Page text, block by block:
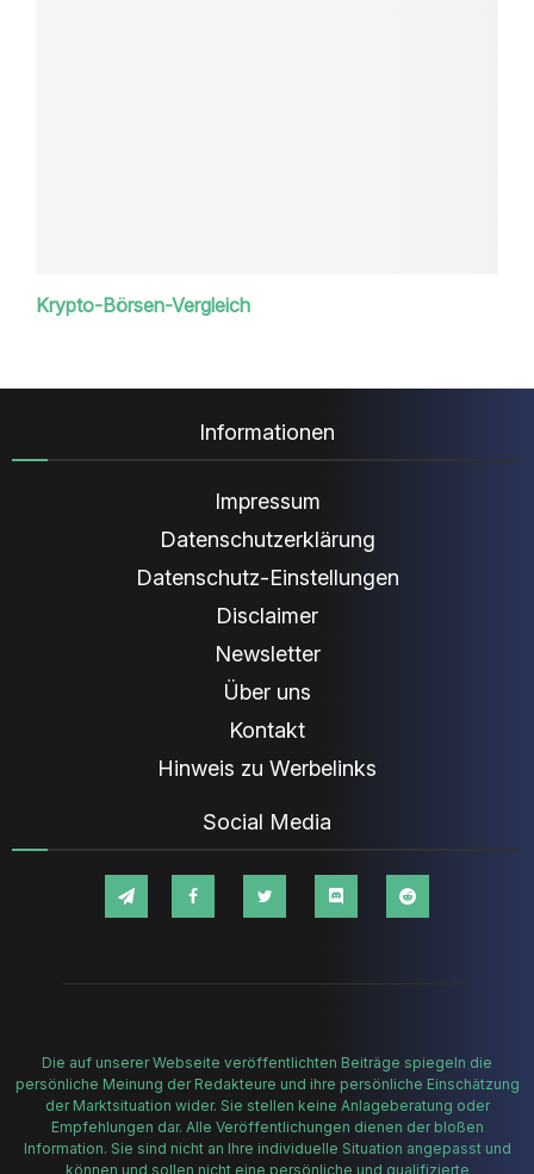
Krypto-Börsen-Vergleich
Informationen
Impressum
Datenschutzerklärung
Datenschutz-Einstellungen
Disclaimer
Newsletter
Über uns
Kontakt
Hinweis zu Werbelinks
Social Media
Die auf unserer Webseite veröffentlichten Beiträge spiegeln die
persönliche Meinung der Redakteure und ihre persönliche Einschätzung
der Marktsituation wider. Sie stellen keine Anlageberatung oder
Empfehlungen dar. Alle Veröffentlichungen dienen der bloßen
Information. Sie sind nicht an Ihre individuelle Situation angepasst und
können und sollen nicht eine persönliche und qualifizierte